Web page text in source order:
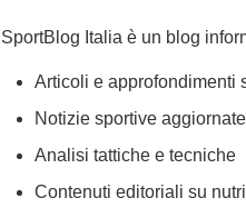
SportBlog Italia è un blog
Articoli e approfondimenti
Notizie sportive aggiornate
Analisi tattiche e tecniche
Contenuti editoriali su